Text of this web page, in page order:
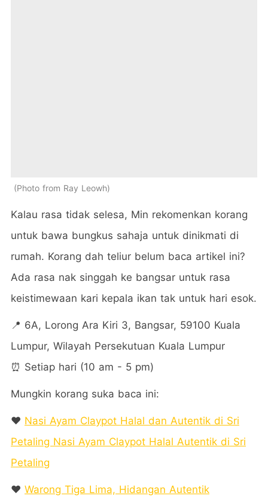
Photo from Ray Leowh
Kalau rasa tidak selesa, Min rekomenkan korang
untuk bawa bungkus sahaja untuk dinikmati di
rumah. Korang dah teliur belum baca artikel ini?
Ada rasa nak singgah ke bangsar untuk rasa
keistimewaan kari kepala ikan tak untuk hari esok.
📍 6A, Lorong Ara Kiri 3, Bangsar, 59100 Kuala
Lumpur, Wilayah Persekutuan Kuala Lumpur
⏰ Setiap hari (10 am - 5 pm)
Mungkin korang suka baca ini:
❤️ Nasi Ayam Claypot Halal dan Autentik di Sri
Petaling Nasi Ayam Claypot Halal Autentik di Sri
Petaling
❤️ Warong Tiga Lima, Hidangan Autentik